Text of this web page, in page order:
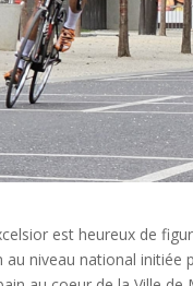
est heureux de
au niveau national initiée